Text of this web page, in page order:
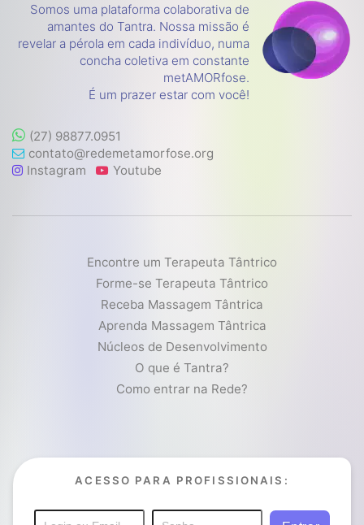
Somos uma plataforma colaborativa de
amantes do Tantra. Nossa missão é
revelar a pérola em cada indivíduo, numa
concha coletiva em constante
metAMORfose.
É um prazer estar com você!
(27) 98877.0951
contato@redemetamorfose.org
Instagram
Youtube
Encontre um Terapeuta Tântrico
Forme-se Terapeuta Tântrico
Receba Massagem Tântrica
Aprenda Massagem Tântrica
Núcleos de Desenvolvimento
O que é Tantra?
Como entrar na Rede?
ACESSO PARA PROFISSIONAIS: